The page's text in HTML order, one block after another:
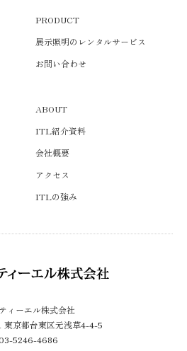
PRODUCT
展示照明のレンタルサービス
お問い合わせ
ABOUT
ITL紹介資料
会社概要
アクセス
ITLの強み
ィーエル株式会社
京都台東区元浅草4-4-5
5246-4686